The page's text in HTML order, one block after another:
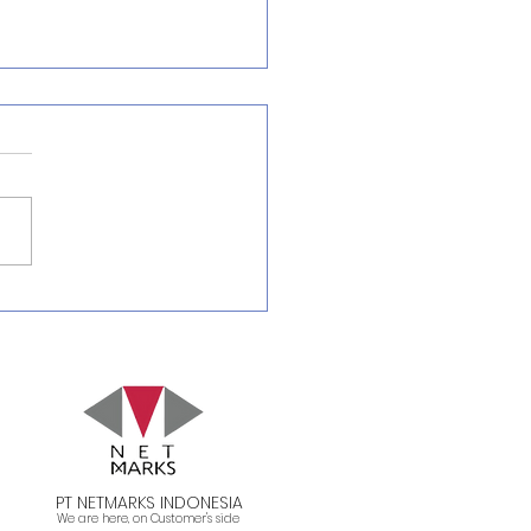
Secure SD-WAN:
PT NETMARKS INDONESIA
We are here, on Customer's side